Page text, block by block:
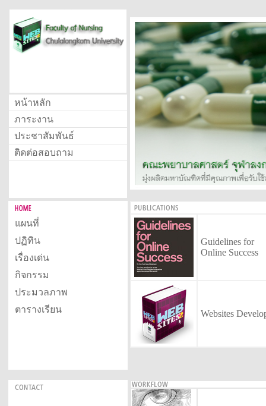
หน้าหลัก
ภาระงาน
ประชาสัมพันธ์
ติดต่อสอบถาม
แผนที่
ปฏิทิน
เรื่องเด่น
กิจกรรม
ประมวลภาพ
ตารางเรียน
Guidelines for
Online Success
Websites